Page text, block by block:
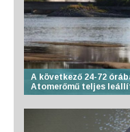
A következő 24-72
Atomerőmű teljes